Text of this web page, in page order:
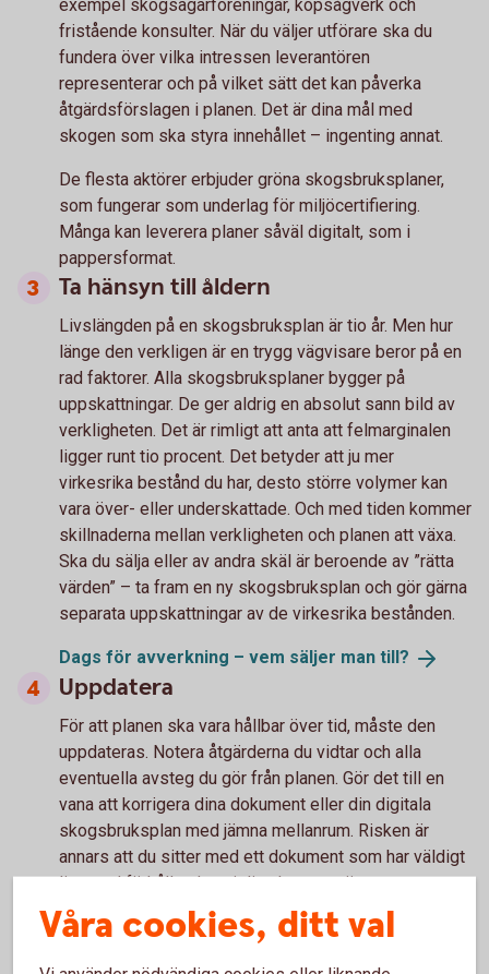
exempel skogsägarföreningar, köpsågverk och
fristående konsulter. När du väljer utförare ska du
fundera över vilka intressen leverantören
representerar och på vilket sätt det kan påverka
åtgärdsförslagen i planen. Det är dina mål med
skogen som ska styra innehållet – ingenting annat.
De flesta aktörer erbjuder gröna skogsbruksplaner,
som fungerar som underlag för miljöcertifiering.
Många kan leverera planer såväl digitalt, som i
pappersformat.
Ta hänsyn till åldern
Livslängden på en skogsbruksplan är tio år. Men hur
länge den verkligen är en trygg vägvisare beror på en
rad faktorer. Alla skogsbruksplaner bygger på
uppskattningar. De ger aldrig en absolut sann bild av
verkligheten. Det är rimligt att anta att felmarginalen
ligger runt tio procent. Det betyder att ju mer
virkesrika bestånd du har, desto större volymer kan
vara över- eller underskattade. Och med tiden kommer
skillnaderna mellan verkligheten och planen att växa.
Ska du sälja eller av andra skäl är beroende av ”rätta
värden” – ta fram en ny skogsbruksplan och gör gärna
separata uppskattningar av de virkesrika bestånden.
Dags för avverkning – vem säljer man till?
Uppdatera
För att planen ska vara hållbar över tid, måste den
uppdateras. Notera åtgärderna du vidtar och alla
eventuella avsteg du gör från planen. Gör det till en
vana att korrigera dina dokument eller din digitala
skogsbruksplan med jämna mellanrum. Risken är
annars att du sitter med ett dokument som har väldigt
lite med förhållandena i din skog att göra.
Våra cookies, ditt val